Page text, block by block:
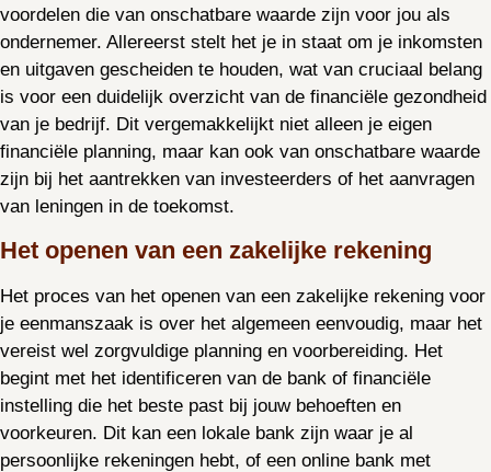
voordelen die van onschatbare waarde zijn voor jou als
ondernemer. Allereerst stelt het je in staat om je inkomsten
en uitgaven gescheiden te houden, wat van cruciaal belang
is voor een duidelijk overzicht van de financiële gezondheid
van je bedrijf. Dit vergemakkelijkt niet alleen je eigen
financiële planning, maar kan ook van onschatbare waarde
zijn bij het aantrekken van investeerders of het aanvragen
van leningen in de toekomst.
Het openen van een zakelijke rekening
Het proces van het openen van een zakelijke rekening voor
je eenmanszaak is over het algemeen eenvoudig, maar het
vereist wel zorgvuldige planning en voorbereiding. Het
begint met het identificeren van de bank of financiële
instelling die het beste past bij jouw behoeften en
voorkeuren. Dit kan een lokale bank zijn waar je al
persoonlijke rekeningen hebt, of een online bank met